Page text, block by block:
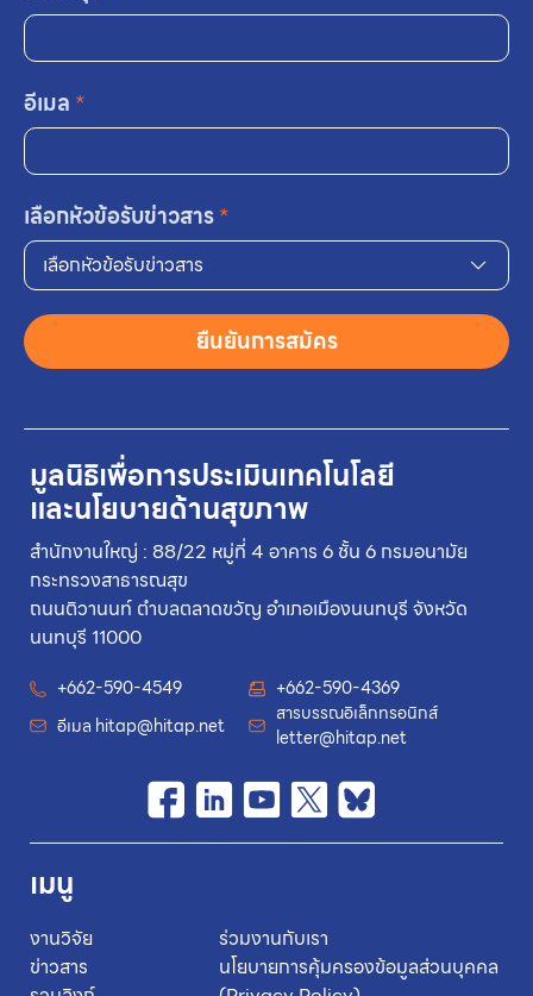
มูลนิธิเพื่อการประเมินเทคโนโลยี
และนโยบายด้านสุขภาพ
สำนักงานใหญ่ : 88/22 หมู่ที่ 4 อาคาร 6 ชั้น 6 กรมอนามัย
กระทรวงสาธารณสุข
ถนนติวานนท์ ตำบลตลาดขวัญ อำเภอเมืองนนทบุรี จังหวัด
นนทบุรี 11000
+662-590-4549
+662-590-4369
อีเมล hitap@hitap.net
สารบรรณอิเล็กทรอนิกส์
letter@hitap.net
เมนู
งานวิจัย
ข่าวสาร
ร่วมงานกับเรา
นโยบายการคุ้มครองข้อมูลส่วนบุคคล
อีเมล *
เลือกหัวข้อรับข่าวสาร*
เลือกหัวข้อรับข่าวสาร
ยืนยันการสมัคร